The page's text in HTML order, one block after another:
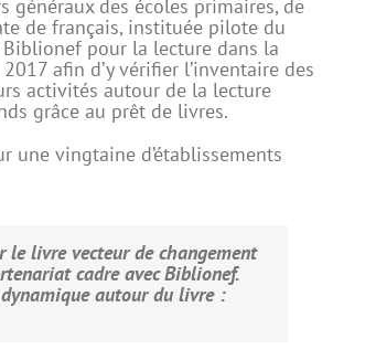
des écoles primaires, de
de français, instituée pilote du
Biblionef pour la lecture dans la
afin d’y vérifier l’inventaire des
activités autour de la lecture
grâce au prêt de livres.
une vingtaine d’établissements
le livre vecteur de changement
cadre avec Biblionef.
autour du livre :